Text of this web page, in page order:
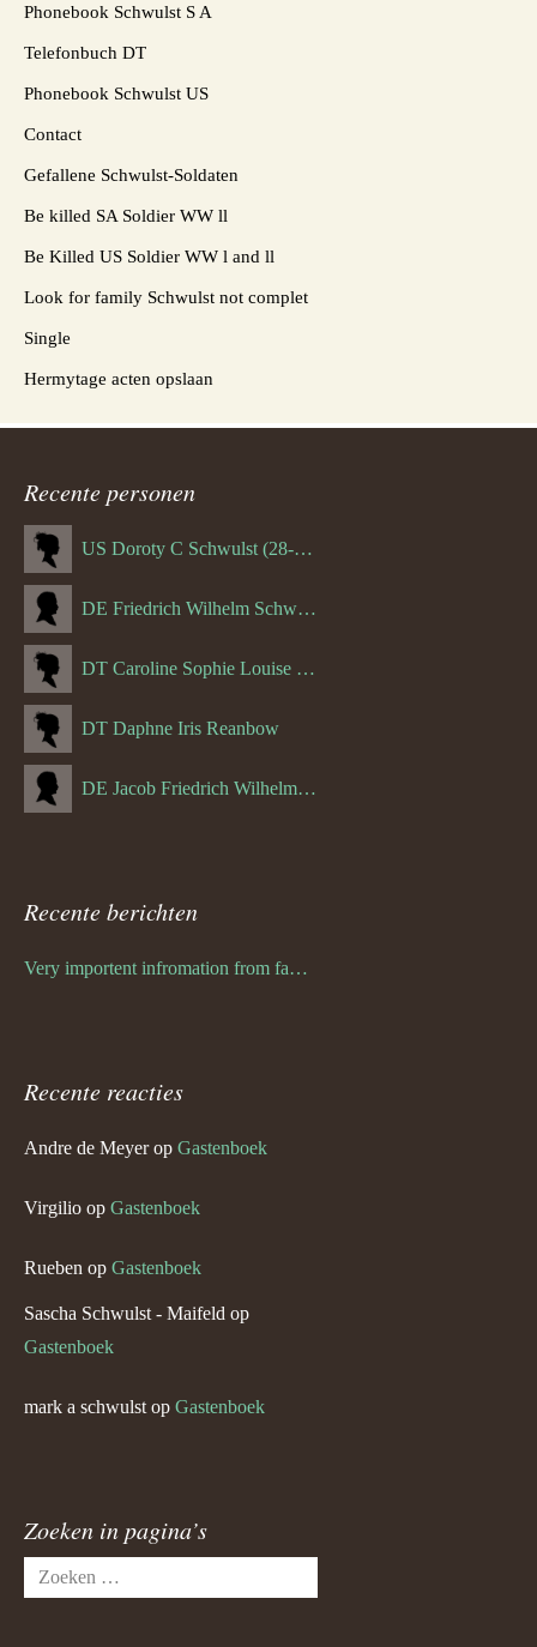
Phonebook Schwulst S A
Telefonbuch DT
Phonebook Schwulst US
Contact
Gefallene Schwulst-Soldaten
Be killed SA Soldier WW ll
Be Killed US Soldier WW l and ll
Look for family Schwulst not complet
Single
Hermytage acten opslaan
Recente personen
US Doroty C Schwulst (28-12-1919)
DE Friedrich Wilhelm Schwulst
DT Caroline Sophie Louise Schreuder born Schwulst (13-05-1866)
DT Daphne Iris Reanbow
DE Jacob Friedrich Wilhelm Hurth
Recente berichten
Very importent infromation from family Schwulst
Recente reacties
Andre de Meyerop Gastenboek
Virgilio op Gastenboek
Rueben op Gastenboek
Sascha Schwulst - Maifeld op
Gastenboek
mark a schwulst op Gastenboek
Zoeken in pagina’s
Zoeken
naar: